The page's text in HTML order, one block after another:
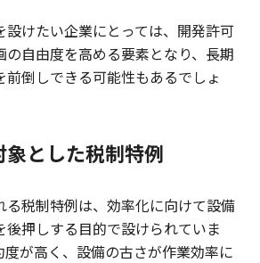
設けたい企業にとっては、開発許可
の自由度を高める要素となり、長期
前倒しできる可能性もあるでしょ
とした税制特例
る税制特例は、効率化に向けて設備
後押しする目的で設けられていま
度が高く、設備の古さが作業効率に